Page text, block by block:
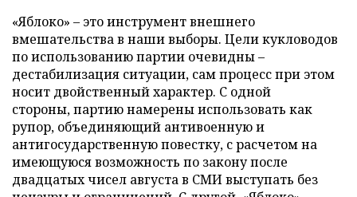
«Яблоко» – это инструмент внешнего
вмешательства в наши выборы. Цели кукловодов
по использованию партии очевидны –
дестабилизация ситуации, сам процесс при этом
носит двойственный характер. С одной
стороны, партию намерены использовать как
рупор, объединяющий антивоенную и
антигосударственную повестку, с расчетом на
имеющуюся возможность по закону после
двадцатых чисел августа в СМИ выступать без